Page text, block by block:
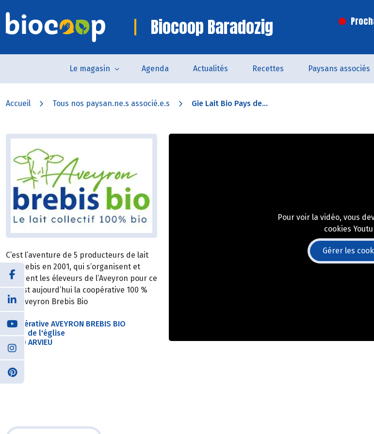
Biocoop Baradozig
Le magasin Agenda Actualités Recettes Paysans associés
Accueil Tous nos paysan.ne.s associé.e.s Gie Lait Bio Pays de...
C’est l’aventure de 5 producteurs de lait
de brebis en 2001, qui s’organisent et
fédèrent les éleveurs de l’Aveyron pour ce
qui est aujourd’hui la coopérative 100 %
BIO Aveyron Brebis Bio
Coopérative AVEYRON BREBIS BIO
Place de l'église
12120 ARVIEU
Pour voir la vidéo, vous
cookies
Gérer les